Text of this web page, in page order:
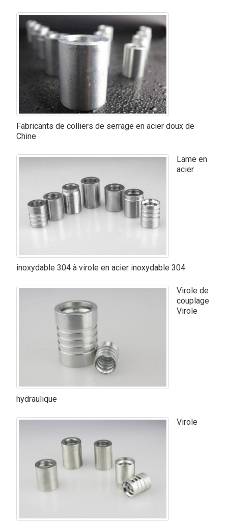
Fabricants de colliers de serrage en acier doux de
Chine
Lame en
acier
inoxydable 304 à virole en acier inoxydable 304
Virole de
couplage
Virole
hydraulique
Virole